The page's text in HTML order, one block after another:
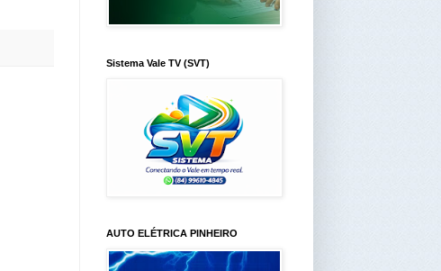
Sistema Vale TV (SVT)
AUTO ELÉTRICA PINHEIRO